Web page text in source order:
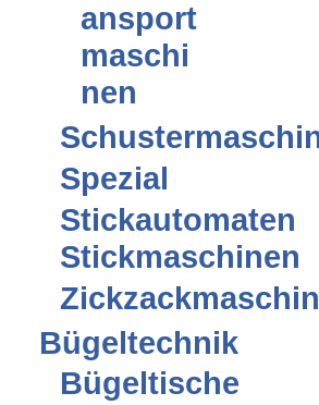
ansport
maschi
nen
Spezial
Stickautomaten
Stickmaschinen
Bügeltechnik
Bügeltische